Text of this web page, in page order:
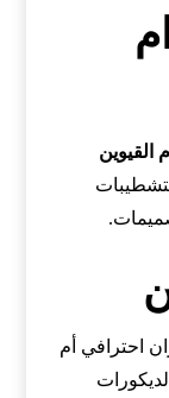
أم القيوين
احترافي أم